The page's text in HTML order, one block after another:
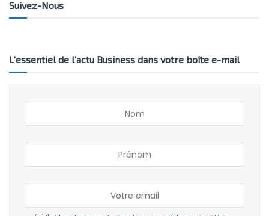
Suivez-Nous
L’essentiel de l’actu Business dans votre boîte e-mail